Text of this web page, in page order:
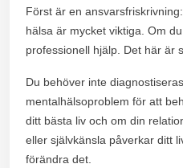
Först är en
hälsa är mycket viktiga. Om
professionell hjälp. Det här är
Du behöver inte
mentalhälsoproblem för att
ditt bästa liv och om din
eller självkänsla påverkar ditt
förändra det.